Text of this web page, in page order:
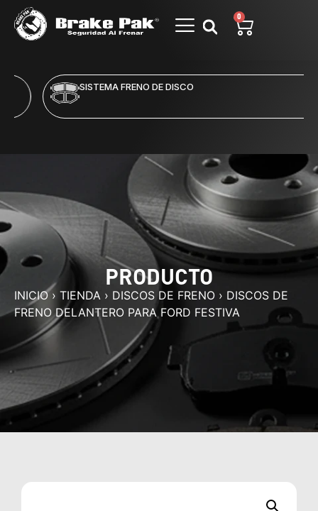
0
SISTEMA FRENO DE DISCO
PRODUCTO
INICIO› TIENDA › DISCOS DE FRENO › DISCOS DE
FRENO DELANTERO PARA FORD FESTIVA